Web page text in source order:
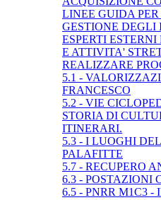
LINEE GUIDA
GESTIONE DEGLI
ESPERTI
E ATTIVITA'
REALIZZARE
5.1 -
FRANCESCO
5.2 - VIE
STORIA DI
ITINERARI.
5.3 - I LUOGHI
PALAFITTE
5.7 - RECUPERO
6.3 - POSTAZIONI
6.5 - PNRR M1C3 -